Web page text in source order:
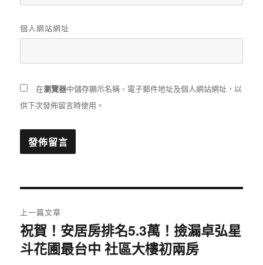
個人網站網址
在瀏覽器中儲存顯示名稱、電子郵件地址及個人網站網址，以
供下次發佈留言時使用。
章
導
上一篇文章
上
一
祝賀！安居房排名5.3萬！撿漏卓弘星
斗花圃最台中 社區大樓初兩房